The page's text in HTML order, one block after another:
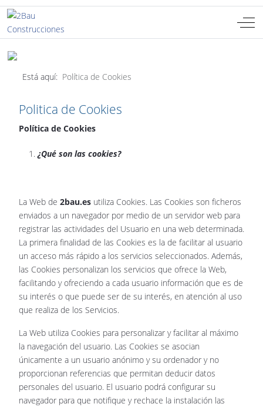
Off-
Está aquí: Política de Cookies
Seleccione su idioma
Politica de Cookies
Política de Cookies
¿Qué son las cookies?
La Web de 2bau.es utiliza Cookies. Las Cookies son ficheros
enviados a un navegador por medio de un servidor web para
registrar las actividades del Usuario en una web determinada.
La primera finalidad de las Cookies es la de facilitar al usuario
un acceso más rápido a los servicios seleccionados. Además,
las Cookies personalizan los servicios que ofrece la Web,
facilitando y ofreciendo a cada usuario información que es de
su interés o que puede ser de su interés, en atención al uso
que realiza de los Servicios.
La Web utiliza Cookies para personalizar y facilitar al máximo
la navegación del usuario. Las Cookies se asocian
únicamente a un usuario anónimo y su ordenador y no
proporcionan referencias que permitan deducir datos
personales del usuario. El usuario podrá configurar su
navegador para que notifique y rechace la instalación las